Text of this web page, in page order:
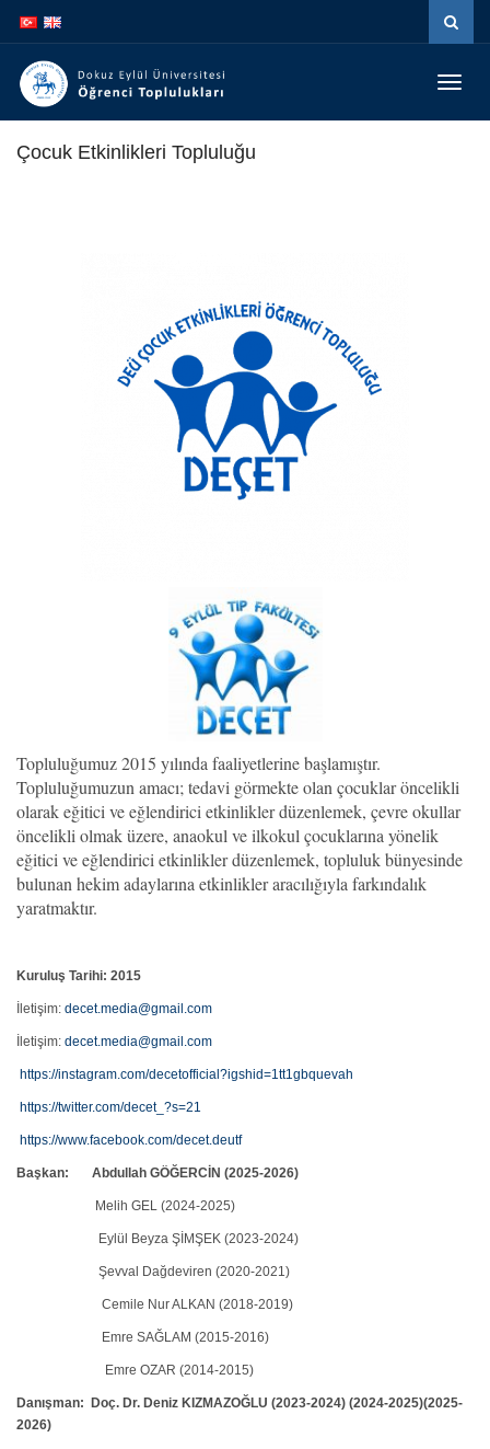
Çocuk Etkinlikleri Topluluğu
Topluluğumuz 2015 yılında faaliyetlerine başlamıştır.
Topluluğumuzun amacı; tedavi görmekte olan çocuklar öncelikli
olarak eğitici ve eğlendirici etkinlikler düzenlemek, çevre okullar
öncelikli olmak üzere, anaokul ve ilkokul çocuklarına yönelik
eğitici ve eğlendirici etkinlikler düzenlemek, topluluk bünyesinde
bulunan hekim adaylarına etkinlikler aracılığıyla farkındalık
yaratmaktır.
Kuruluş Tarihi: 2015
İletişim: decet.media@gmail.com
İletişim: decet.media@gmail.com
https://instagram.com/decetofficial?igshid=1tt1gbquevah
https://twitter.com/decet_?s=21
https://www.facebook.com/decet.deutf
Başkan: Abdullah GÖĞERCİN (2025-2026)
Melih GEL (2024-2025)
Eylül Beyza ŞİMŞEK (2023-2024)
Şevval Dağdeviren (2020-2021)
Cemile Nur ALKAN (2018-2019)
Emre SAĞLAM (2015-2016)
Emre OZAR (2014-2015)
Danışman:
Doç. Dr. Deniz KIZMAZOĞLU (2023-2024) (2024-2025)(2025-
2026)